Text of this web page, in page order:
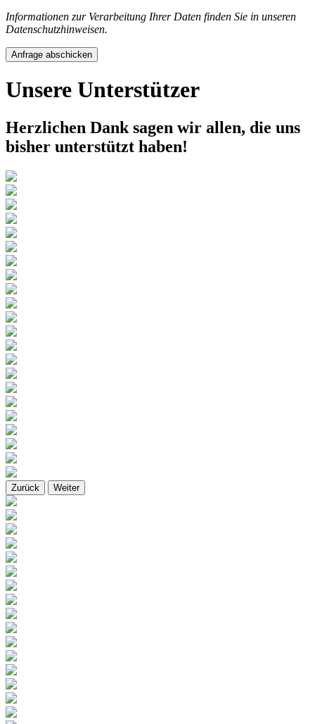
Informationen zur Verarbeitung Ihrer Daten finden Sie in unseren
Datenschutzhinweisen.
Anfrage abschicken
Unsere Unterstützer
Herzlichen Dank sagen wir allen, die uns
bisher unterstützt haben!
Zurück Weiter